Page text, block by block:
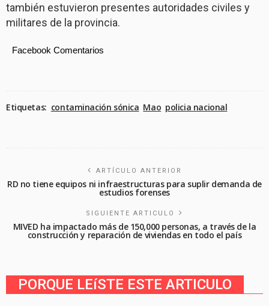
también estuvieron presentes autoridades civiles y
militares de la provincia.
Facebook Comentarios
Etiquetas: contaminación sónica Mao policia nacional
ARTÍCULO ANTERIOR
RD no tiene equipos ni infraestructuras para suplir demanda de
estudios forenses
SIGUIENTE ARTICULO
MIVED ha impactado más de 150,000 personas, a través de la
construcción y reparación de viviendas en todo el país
PORQUE LEíSTE ESTE ARTICULO